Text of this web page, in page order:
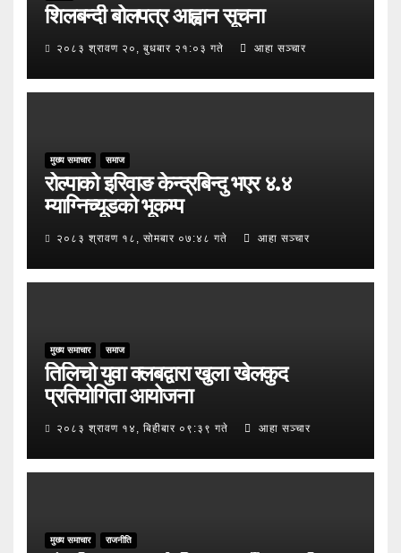
शिलबन्दी बोलपत्र आह्वान सूचना
२०८३ श्रावण २०, बुधबार २१:०३ गते आहा सञ्चार
मुख्य समाचार समाज
रोल्पाको इरिवाङ केन्द्रबिन्दु भएर ४.४
म्याग्निच्यूडको भूकम्प
२०८३ श्रावण १८, सोमबार ०७:४८ गते आहा सञ्चार
मुख्य समाचार समाज
तिलिचो युवा क्लबद्वारा खुला खेलकुद
प्रतियोगिता आयोजना
२०८३ श्रावण १४, बिहीबार ०९:३९ गते आहा सञ्चार
मुख्य समाचार राजनीति